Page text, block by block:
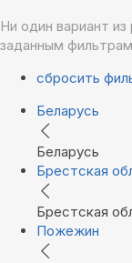
Ни один вариант
заданным
сбросить
Беларусь
Беларусь
Брестская
Брестская
Пожежин